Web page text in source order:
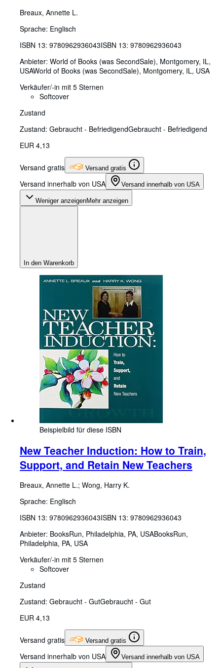
Breaux, Annette L.
Sprache: Englisch
ISBN 13: 9780962936043ISBN 13: 9780962936043
Anbieter: World of Books (was SecondSale), Montgomery, IL,
USAWorld of Books (was SecondSale), Montgomery, IL, USA
Verkäufer/-in mit 5 Sternen
Softcover
Zustand
Zustand: Gebraucht - BefriedigendGebraucht - Befriedigend
EUR 4,13
Versand gratis Versand gratis
Versand innerhalb von USA Versand innerhalb von USA
Weniger anzeigenMehr anzeigen
In den Warenkorb
Beispielbild für diese ISBN
New Teacher Induction: How to Train,
Support, and Retain New Teachers
Breaux, Annette L.; Wong, Harry K.
Sprache: Englisch
ISBN 13: 9780962936043ISBN 13: 9780962936043
Anbieter: BooksRun, Philadelphia, PA, USABooksRun,
Philadelphia, PA, USA
Verkäufer/-in mit 5 Sternen
Softcover
Zustand
Zustand: Gebraucht - GutGebraucht - Gut
EUR 4,13
Versand gratis Versand gratis
Versand innerhalb von USA Versand innerhalb von USA